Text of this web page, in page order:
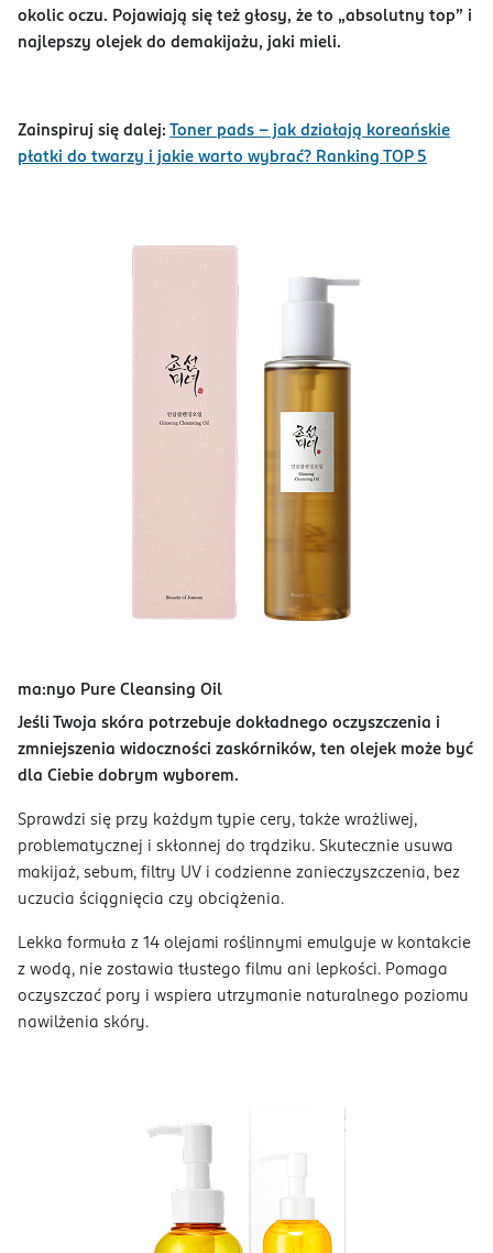
okolic oczu. Pojawiają się też głosy, że to „absolutny top” i
najlepszy olejek do demakijażu, jaki mieli.
Zainspiruj się dalej:
Toner pads – jak działają koreańskie
płatki do twarzy i jakie warto wybrać? Ranking TOP 5
ma:nyo Pure Cleansing Oil
Jeśli Twoja skóra potrzebuje dokładnego oczyszczenia i
zmniejszenia widoczności zaskórników, ten olejek może być
dla Ciebie dobrym wyborem.
Sprawdzi się przy każdym typie cery, także wrażliwej,
problematycznej i skłonnej do trądziku. Skutecznie usuwa
makijaż, sebum, filtry UV i codzienne zanieczyszczenia, bez
uczucia ściągnięcia czy obciążenia.
Lekka formuła z 14 olejami roślinnymi emulguje w kontakcie
z wodą, nie zostawia tłustego filmu ani lepkości. Pomaga
oczyszczać pory i wspiera utrzymanie naturalnego poziomu
nawilżenia skóry.